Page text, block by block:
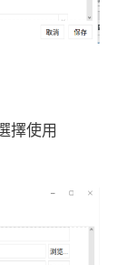
擇使用